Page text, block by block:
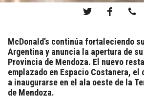
McDonald’s continúa fortaleciendo
Argentina y anuncia la apertura de
Provincia de Mendoza. El nuevo
emplazado en Espacio Costanera, el
a inaugurarse en el ala oeste de la
de Mendoza.